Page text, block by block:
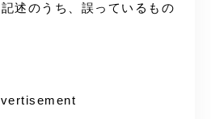
述のうち、誤っているもの